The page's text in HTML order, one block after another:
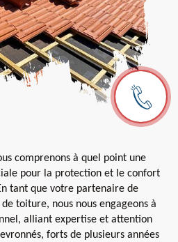
comprenons à quel point une
pour la protection et le confort
tant que votre partenaire de
toiture, nous nous engageons à
alliant expertise et attention
forts de plusieurs années